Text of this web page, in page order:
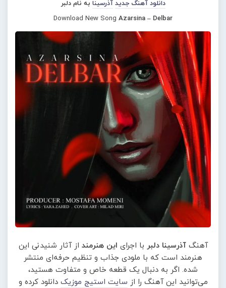
دانلود آهنگ جدید آذرسینا به نام دلبر
Download New Song Azarsina – Delbar
آهنگآذرسینا دلبر با اجرای این هنرمند از آثار شنیدنی این
هنرمند است که با ملودی جذاب و تنظیم حرفه‌ای منتشر
شده. اگر به دنبال یک قطعه خاص و متفاوت هستید،
می‌توانید این آهنگ را از سایت استیج موزیک دانلود کرده و